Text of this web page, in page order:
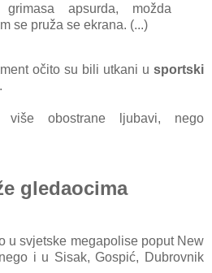
apsurda, možda
se pruža se ekrana. (...)
očito su bili utkani u sportski
.
obostrane ljubavi, nego
gledaocima
u svjetske megapolise poput New
i u Sisak, Gospić, Dubrovnik